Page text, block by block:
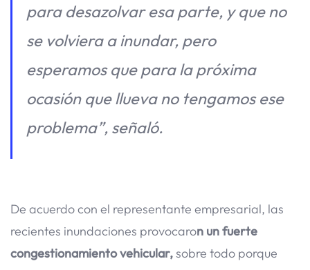
para desazolvar esa parte, y que no
se volviera a inundar, pero
esperamos que para la próxima
ocasión que llueva no tengamos ese
problema”, señaló.
De acuerdo con el representante empresarial, las
recientes inundaciones provocaron un fuerte
congestionamiento vehicular,sobre todo porque